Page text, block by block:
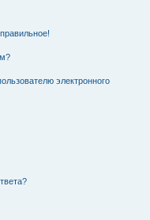
электронного